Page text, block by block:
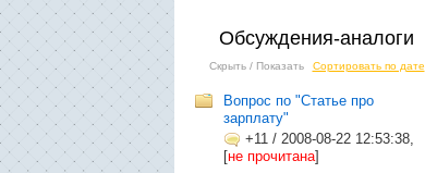
Обсуждения-аналоги
Скрыть / Показать Сортировать по дате
Вопрос по "Статье про
зарплату"
+11 / 2008-08-22 12:53:38,
[не прочитана]